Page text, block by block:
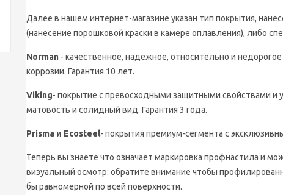
Далее в нашем интернет-магазине указан тип покрытия,
(нанесение порошковой краски в камере оплавления), либо
Norman - качественное, надежное, относительно и
коррозии. Гарантия 10 лет.
Viking- покрытие с превосходными защитными свойствами и
матовость и солидный вид. Гарантия 3 года.
Prisma и Ecosteel- покрытия премиум-сегмента с
Теперь вы знаете что означает маркировка профнастила и
визуальный осмотр: обратите внимание чтобы
бы равномерной по всей поверхности.